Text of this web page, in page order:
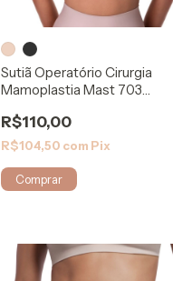
Sutiã Operatório Cirurgia
Mamoplastia Mast 703
R$110,00
R$104,50 com Pix
Comprar